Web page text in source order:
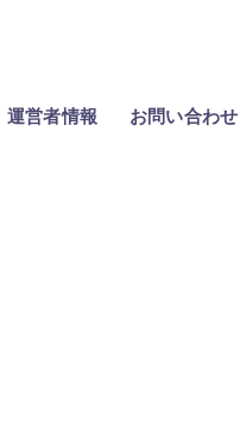
運営者情報 お問い合わせ